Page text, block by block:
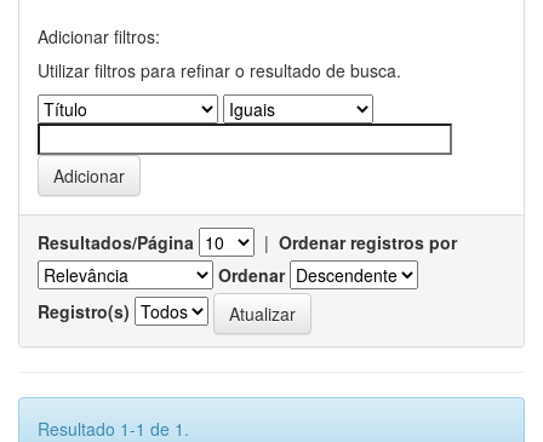
Adicionar filtros:
Utilizar filtros para refinar o resultado de busca.
Resultados/Página | Ordenar registros por
Ordenar
Registro(s)
Resultado 1-1 de 1.